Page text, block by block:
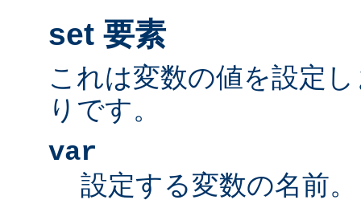
set 要素
これは変数の値を設定
りです。
var
設定する変数の名前。